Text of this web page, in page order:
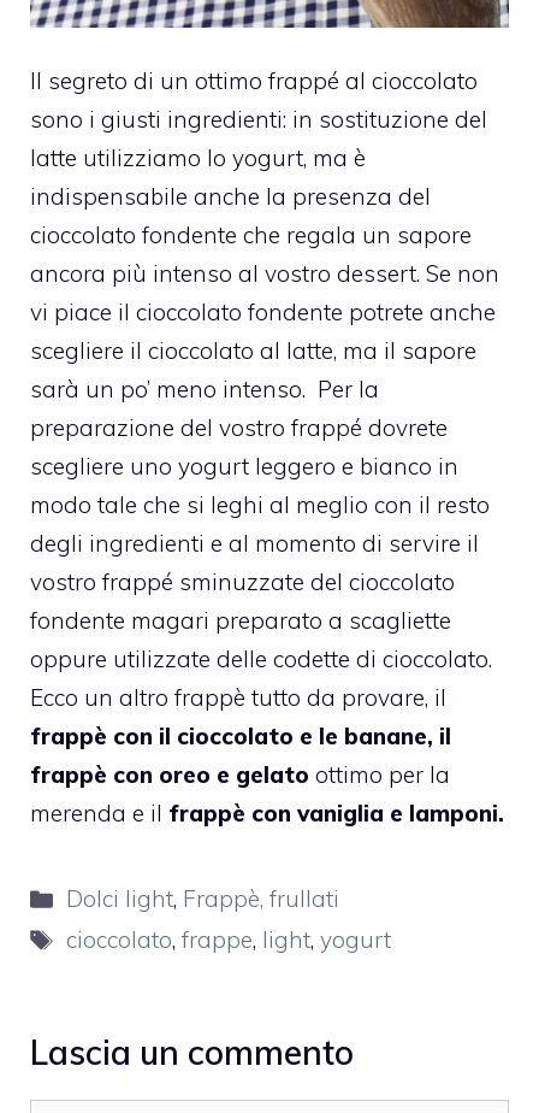
Il segreto di un ottimo frappé al cioccolato
sono i giusti ingredienti: in sostituzione del
latte utilizziamo lo yogurt, ma è
indispensabile anche la presenza del
cioccolato fondente che regala un sapore
ancora più intenso al vostro dessert. Se non
vi piace il cioccolato fondente potrete anche
scegliere il cioccolato al latte, ma il sapore
sarà un po’ meno intenso. Per la
preparazione del vostro frappé dovrete
scegliere uno yogurt leggero e bianco in
modo tale che si leghi al meglio con il resto
degli ingredienti e al momento di servire il
vostro frappé sminuzzate del cioccolato
fondente magari preparato a scagliette
oppure utilizzate delle codette di cioccolato.
Ecco un altro frappè tutto da provare, il
frappè con il cioccolato e le banane, il
frappè con oreo e gelato ottimo per la
merenda e il frappè con vaniglia e lamponi.
Categorie
Dolci light, Frappè, frullati
Tag
cioccolato,frappe, light,yogurt
Lascia un commento